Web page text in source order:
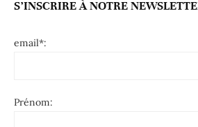
S’INSCRIRE À NOTRE
email*:
Prénom: